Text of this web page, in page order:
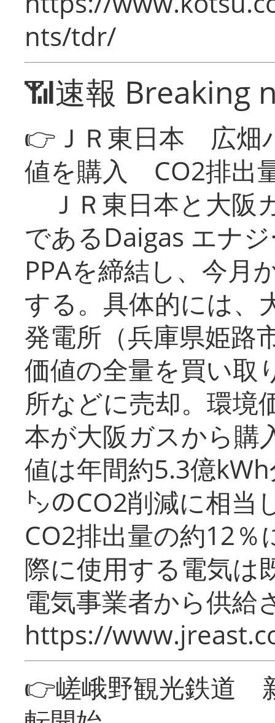
nts/tdr/
📶速報 Breaking
👉ＪＲ東日本 広畑
値を購入 CO2排出
ＪＲ東日本と大阪
であるDaigas エナ
PPAを締結し、今月
する。具体的には、
発電所（兵庫県姫路
価値の全量を買い取
所などに売却。環境
本が大阪ガスから購
値は年間約5.3億
㌧のCO2削減に相当
CO2排出量の約12％
際に使用する電気は
電気事業者から供給
https://
👉嵯峨野観光鉄道